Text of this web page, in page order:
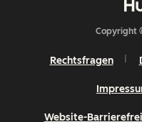
Copyright
Rechtsfragen
Website-